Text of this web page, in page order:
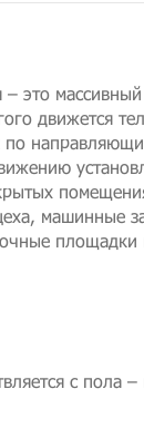
это
движется
машинные
с пола